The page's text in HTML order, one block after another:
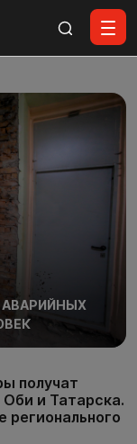
АВАРИЙНЫХ
получат
и Татарска.